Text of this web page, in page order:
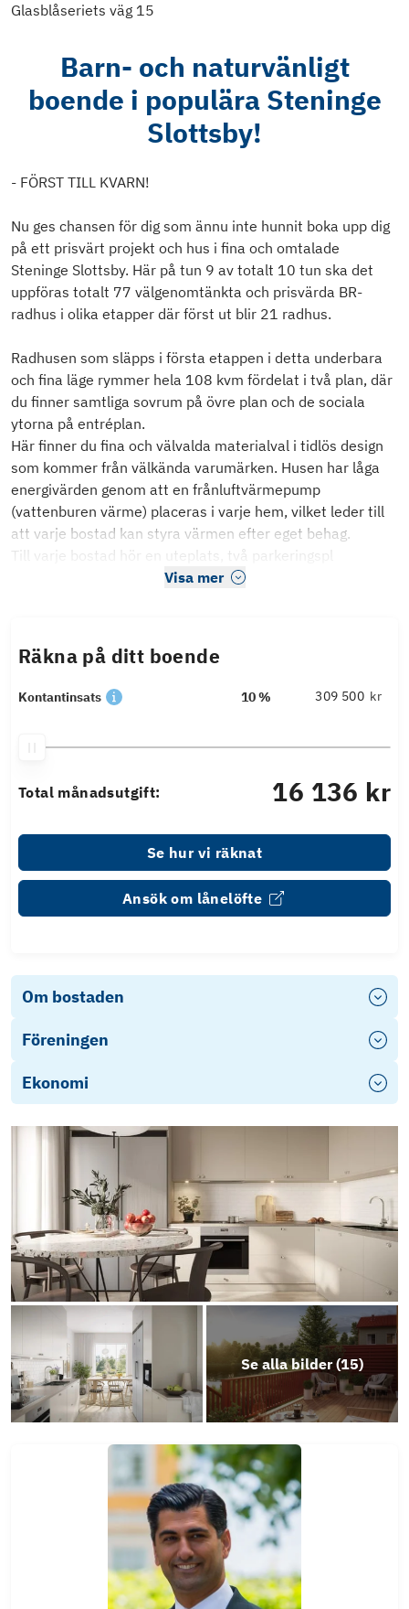
Glasblåseriets väg 15
Barn- och naturvänligt
boende i populära Steninge
Slottsby!
- FÖRST TILL KVARN!
Nu ges chansen för dig som ännu inte hunnit boka upp dig
på ett prisvärt projekt och hus i fina och omtalade
Steninge Slottsby. Här på tun 9 av totalt 10 tun ska det
uppföras totalt 77 välgenomtänkta och prisvärda BR-
radhus i olika etapper där först ut blir 21 radhus.
Radhusen som släpps i första etappen i detta underbara
och fina läge rymmer hela 108 kvm fördelat i två plan, där
du finner samtliga sovrum på övre plan och de sociala
ytorna på entréplan.
Här finner du fina och välvalda materialval i tidlös design
som kommer från välkända varumärken. Husen har låga
energivärden genom att en frånluftvärmepump
(vattenburen värme) placeras i varje hem, vilket leder till
att varje bostad kan styra värmen efter eget behag.
Till varje bostad hör en uteplats, två parkeringspl
Visa mer
Räkna på ditt boende
Kontantinsats 10 % kr
Total månadsutgift: 16 136 kr
Se hur vi räknat
Ansök om lånelöfte
Om bostaden
Föreningen
Ekonomi
Se alla bilder (15)